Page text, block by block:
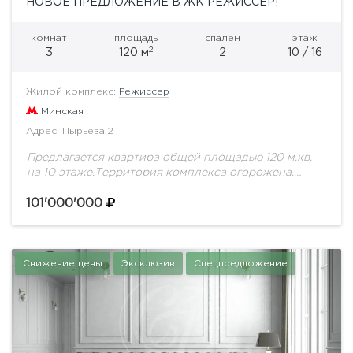
НОВОЕ ПРЕДЛОЖЕНИЕ В ЖК РЕЖИССЕР!
комнат
3
площадь
120 м2
спален
2
этаж
10 / 16
Жилой комплекс: Режиссер
Минская
Адрес: Пырьева 2
Предлагается квартира общей площадью 120 м.кв.
на 10 этаже.Территория комплекса огорожена,
входная группа, Стильная квартира с новым
101'000'000
Снижение цены Эксклюзив Спецпредложение